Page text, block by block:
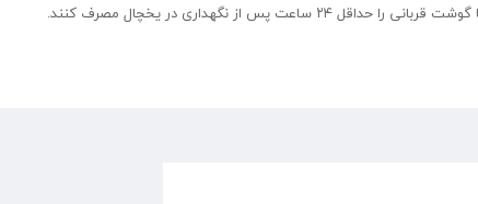
از نگهداری در یخچال مصرف کنند.